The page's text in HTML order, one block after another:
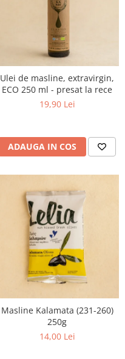
Ulei de masline, extravirgin,
ECO 250 ml - presat la rece
19,90 Lei
ADAUGA IN COS
Masline Kalamata (231-260)
250g
14,00 Lei